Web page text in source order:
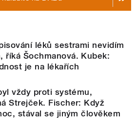
léků sestrami nevidím
říká Šochmanová. Kubek:
je na lékařích
vždy proti systému,
Strejček. Fischer: Když
stával se jiným člověkem